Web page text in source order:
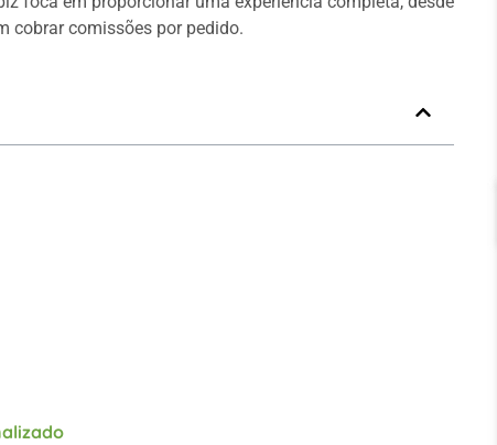
cobrar comissões por pedido.